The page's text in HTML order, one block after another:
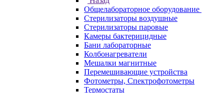
Общелабораторное оборудование
Стерилизаторы воздушные
Стерилизаторы паровые
Камеры бактерицидные
Бани лабораторные
Колбонагреватели
Мешалки магнитные
Перемешивающие устройства
Фотометры, Спектрофотометры
Термостаты